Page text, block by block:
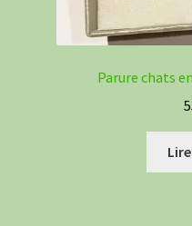
Parure chats